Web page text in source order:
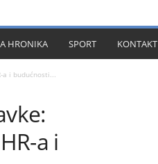
HRONIKA SPORT KONTAKT
a i budućnosti...
a i